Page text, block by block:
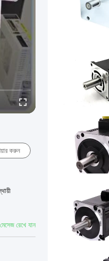
করুন
মেসেজ রেখে যান